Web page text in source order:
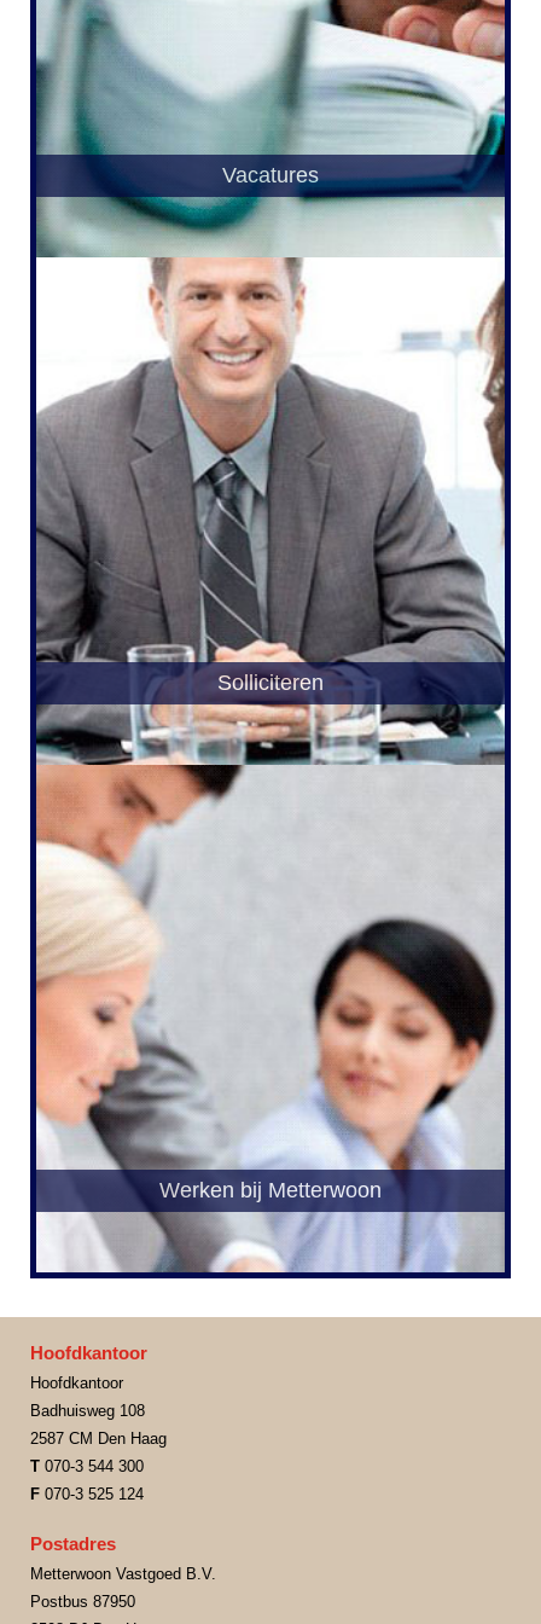
Vacatures
Solliciteren
Werken bij Metterwoon
Hoofdkantoor
Hoofdkantoor
Badhuisweg 108
2587 CM Den Haag
T 070-3 544 300
F 070-3 525 124
Postadres
Metterwoon Vastgoed B.V.
Postbus 87950